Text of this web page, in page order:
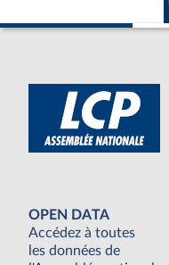
OPEN DATA
Accédez à toutes
les données de